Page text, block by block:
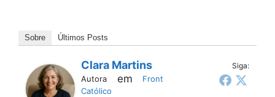
Sobre Últimos Posts
Siga:
Clara Martins
Autora em
Front
Católico